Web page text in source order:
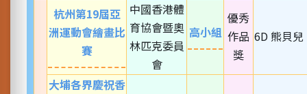
杭州第19屆亞
洲運動會繪畫比
賽
中國香港體
育協會暨奧
林匹克委員
會
高小組
優秀
作品
獎
6D 熊貝兒
大埔各界慶祝香